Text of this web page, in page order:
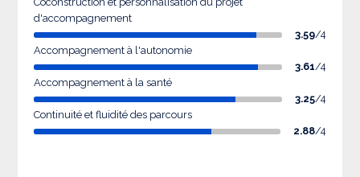
d'accompagnement
3.59/4
Accompagnement à l'autonomie
3.61/4
Accompagnement à la santé
3.25/4
Continuité et fluidité des parcours
2.88/4